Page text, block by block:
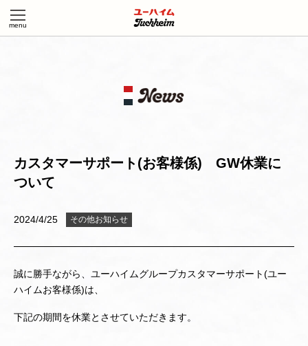
カスタマーサポート(お客様係) GW休業に
ついて
2024/4/25 その他お知らせ
誠に勝手ながら、ユーハイムグループカスタマーサポート(ユー
ハイムお客様係)は、
下記の期間を休業とさせていただきます。